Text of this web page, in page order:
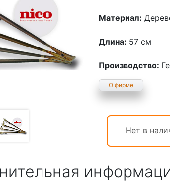
Материал:
Длина: 57 см
Производство:
О фирме
Нет в